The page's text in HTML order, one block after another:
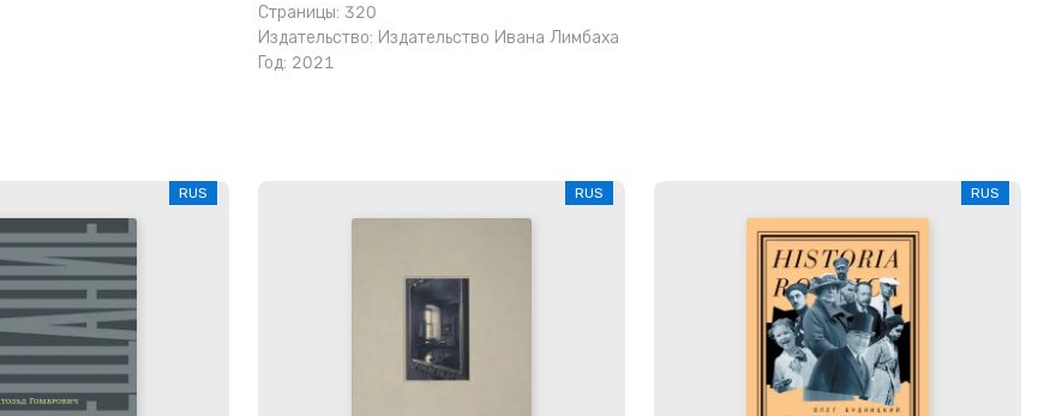
Страницы: 320
Издательство: Издательство Ивана Лимбаха
Год: 2021
RUS RUS RUS